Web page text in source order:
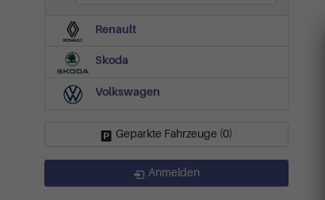
Renault
Skoda
Volkswagen
Geparkte Fahrzeuge (0)
Anmelden